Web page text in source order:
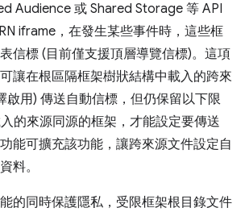
Audience 或 Shared Storage 等 API
iframe，在發生某些事件時，這些框
信標 (目前僅支援頂層導覽信標)。這項
讓在根區隔框架樹狀結構中載入的跨來
啟用) 傳送自動信標，但仍保留以下限
的來源同源的框架，才能設定要傳送
能可擴充該功能，讓跨來源文件設定自
料。
的同時保護隱私，受限框架根目錄文件